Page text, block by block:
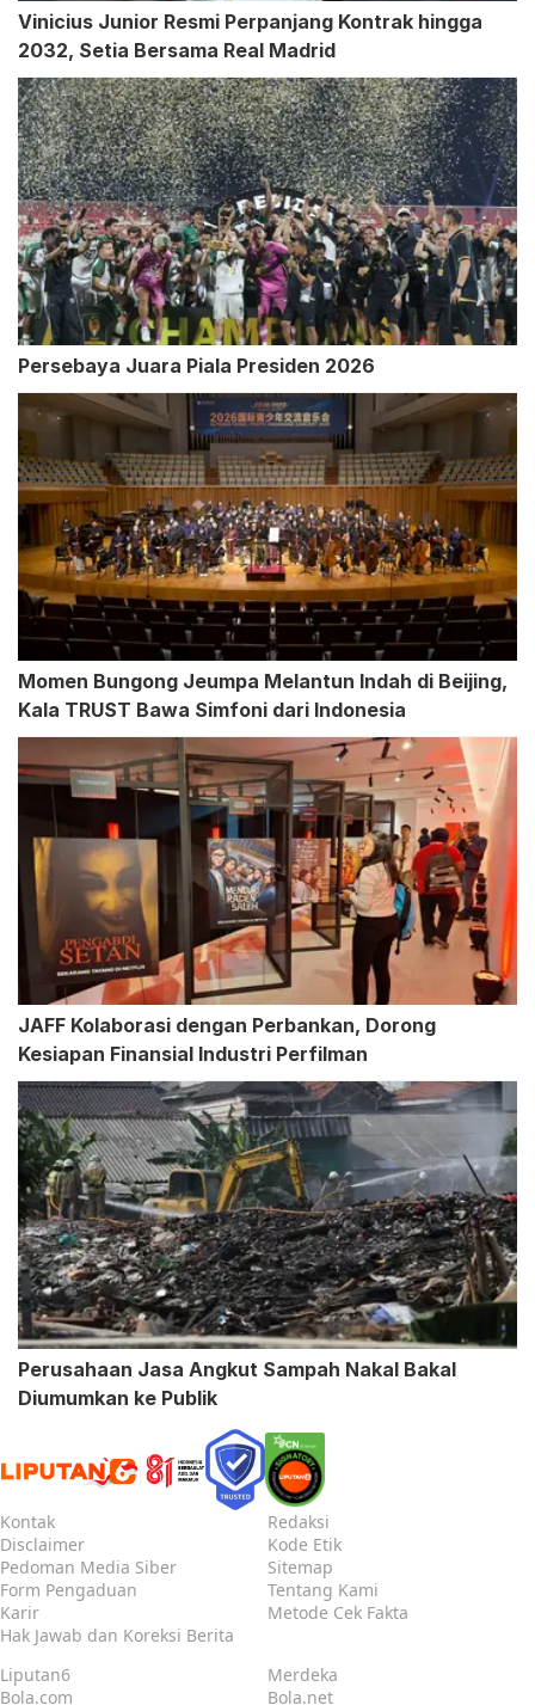
Vinicius Junior Resmi Perpanjang Kontrak hingga
2032, Setia Bersama Real Madrid
Persebaya Juara Piala Presiden 2026
Momen Bungong Jeumpa Melantun Indah di Beijing,
Kala TRUST Bawa Simfoni dari Indonesia
JAFF Kolaborasi dengan Perbankan, Dorong
Kesiapan Finansial Industri Perfilman
Perusahaan Jasa Angkut Sampah Nakal Bakal
Diumumkan ke Publik
Kontak
Redaksi
Disclaimer
Kode Etik
Pedoman Media Siber
Sitemap
Form Pengaduan
Tentang Kami
Karir
Metode Cek Fakta
Hak Jawab dan Koreksi Berita
Liputan6
Merdeka
Bola.com
Bola.net